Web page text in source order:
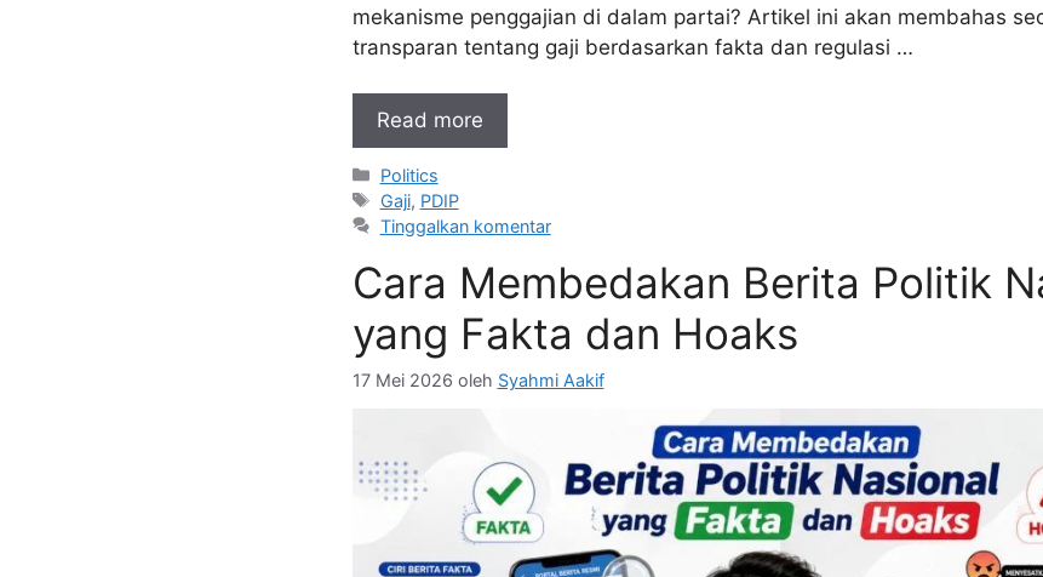
mekanisme penggajian di dalam partai? Artikel ini akan membahas
transparan tentang gaji berdasarkan fakta dan regulasi …
Read more
Kategori
Politics
Tag
Gaji, PDIP
Tinggalkan komentar
Cara Membedakan Berita Politik
yang Fakta dan Hoaks
17 Mei 2026 oleh Syahmi Aakif